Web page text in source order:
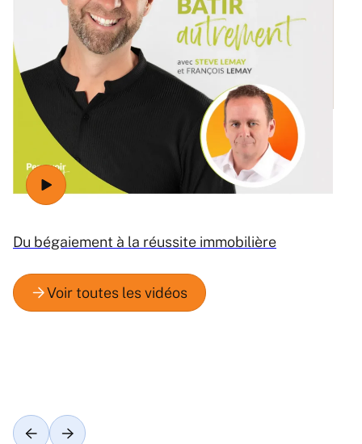
Du bégaiement à la réussite immobilière